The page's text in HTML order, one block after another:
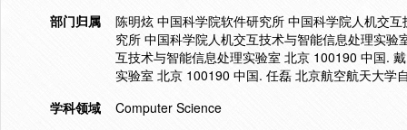
部门归属
陈明炫 中国科学院软件研究所 中国科学院人机交
究所 中国科学院人机交互技术与智能信息处理实
互技术与智能信息处理实验室 北京 100190 中国.
实验室 北京 100190 中国. 任磊 北京航空航天大学
学科领域
Computer Science